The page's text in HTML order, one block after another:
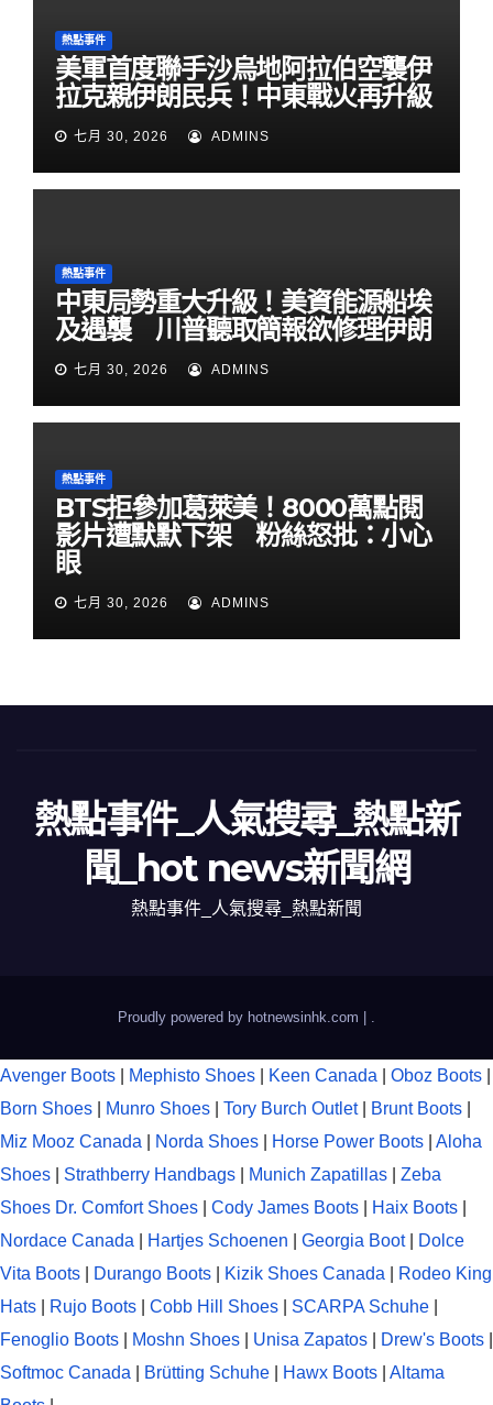
熱點事件
美軍首度聯手沙烏地阿拉伯空襲伊
拉克親伊朗民兵！中東戰火再升級
七月 30, 2026 ADMINS
熱點事件
中東局勢重大升級！美資能源船埃
及遇襲 川普聽取簡報欲修理伊朗
七月 30, 2026 ADMINS
熱點事件
BTS拒參加葛萊美！8000萬點閱
影片遭默默下架 粉絲怒批：小心
眼
七月 30, 2026 ADMINS
熱點事件_人氣搜尋_熱點新
聞_hot news新聞網
熱點事件_人氣搜尋_熱點新聞
Proudly powered by hotnewsinhk.com |
Avenger Boots Mephisto Shoes Keen Canada Oboz Boots
Born Shoes
Munro Shoes Tory Burch Outlet Brunt Boots
Miz Mooz Canada
Norda Shoes Horse Power Boots
Aloha
Shoes
Strathberry Handbags Munich Zapatillas
Zeba
Shoes Dr. Comfort Shoes Cody James Boots Haix Boots
Nordace Canada
Hartjes Schoenen Georgia Boot|
Dolce
Vita Boots
Durango Boots Kizik Shoes Canada
Rodeo King
Hats
Rujo Boots Cobb Hill Shoes SCARPA Schuhe
Fenoglio Boots
Moshn Shoes Unisa Zapatos Drew's Boots
Softmoc Canada
Brütting Schuhe Hawx Boots
Altama